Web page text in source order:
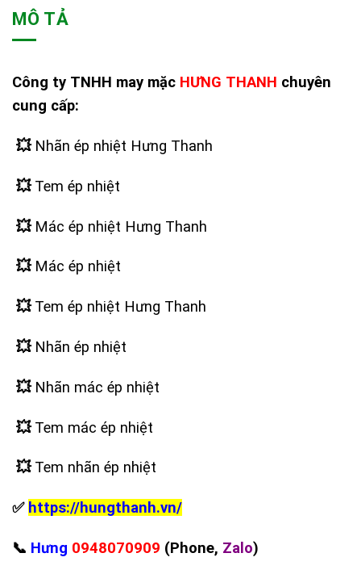
MÔ TẢ
Công ty TNHH may mặc HƯNG THANH chuyên
cung cấp:
💥 Nhãn ép nhiệt Hưng Thanh
💥Tem ép nhiệt
💥Mác ép nhiệt Hưng Thanh
💥Mác ép nhiệt
💥Tem ép nhiệt Hưng Thanh
💥Nhãn ép nhiệt
💥Nhãn mác ép nhiệt
💥Tem mác ép nhiệt
💥Tem nhãn ép nhiệt
✅ https://hungthanh.vn/
📞 Hưng 0948070909 (Phone, Zalo)